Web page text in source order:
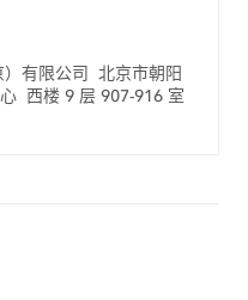
有限公司 北京市朝阳
西楼 9 层 907-916 室